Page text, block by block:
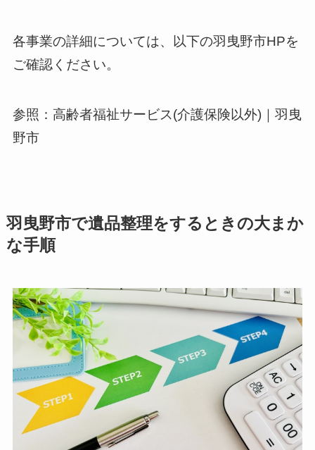
各事業の詳細については、以下の羽曳野市HPを
ご確認ください。
参照：高齢者福祉サービス(介護保険以外)｜羽曳
野市
羽曳野市で遺品整理をするときの大まか
な手順